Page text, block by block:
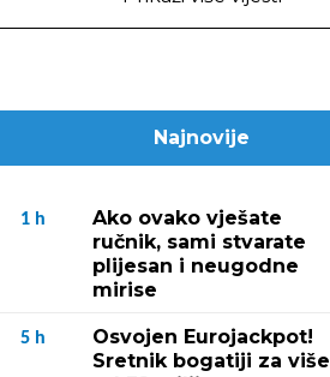
Najnovije
1 h
Ako ovako vješate
ručnik, sami stvarate
plijesan i neugodne
mirise
5 h
Osvojen Eurojackpot!
Sretnik bogatiji za više